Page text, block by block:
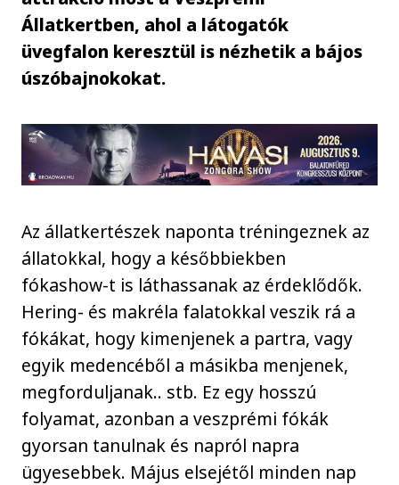
Állatkertben, ahol a látogatók
üvegfalon keresztül is nézhetik a bájos
úszóbajnokokat.
Az állatkertészek naponta tréningeznek az
állatokkal, hogy a későbbiekben
fókashow-t is láthassanak az érdeklődők.
Hering- és makréla falatokkal veszik rá a
fókákat, hogy kimenjenek a partra, vagy
egyik medencéből a másikba menjenek,
megforduljanak.. stb. Ez egy hosszú
folyamat, azonban a veszprémi fókák
gyorsan tanulnak és napról napra
ügyesebbek. Május elsejétől minden nap